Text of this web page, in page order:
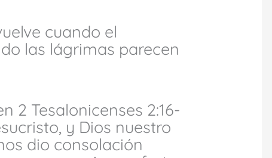
cuando el
las lágrimas parecen
2 Tesalonicenses 2:16-
y Dios nuestro
dio consolación